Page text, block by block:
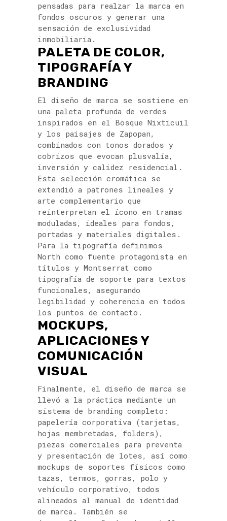
pensadas para realzar la marca en
fondos oscuros y generar una
sensación de exclusividad
inmobiliaria.
PALETA DE COLOR,
TIPOGRAFÍA Y
BRANDING
El diseño de marca se sostiene en
una paleta profunda de verdes
inspirados en el Bosque Nixticuil
y los paisajes de Zapopan,
combinados con tonos dorados y
cobrizos que evocan plusvalía,
inversión y calidez residencial.
Esta selección cromática se
extendió a patrones lineales y
arte complementario que
reinterpretan el ícono en tramas
moduladas, ideales para fondos,
portadas y materiales digitales.
Para la tipografía definimos
North como fuente protagonista en
títulos y Montserrat como
tipografía de soporte para textos
funcionales, asegurando
legibilidad y coherencia en todos
los puntos de contacto.
MOCKUPS,
APLICACIONES Y
COMUNICACIÓN
VISUAL
Finalmente, el diseño de marca se
llevó a la práctica mediante un
sistema de branding completo:
papelería corporativa (tarjetas,
hojas membretadas, folders),
piezas comerciales para preventa
y presentación de lotes, así como
mockups de soportes físicos como
tazas, termos, gorras, polo y
vehículo corporativo, todos
alineados al manual de identidad
de marca. También se